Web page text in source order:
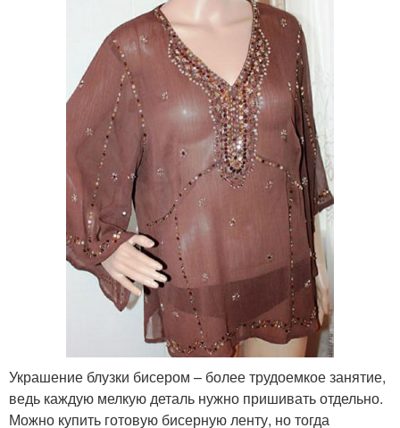
Украшение блузки бисером – более трудоемкое занятие,
ведь каждую мелкую деталь нужно пришивать отдельно.
Можно купить готовую бисерную ленту, но тогда